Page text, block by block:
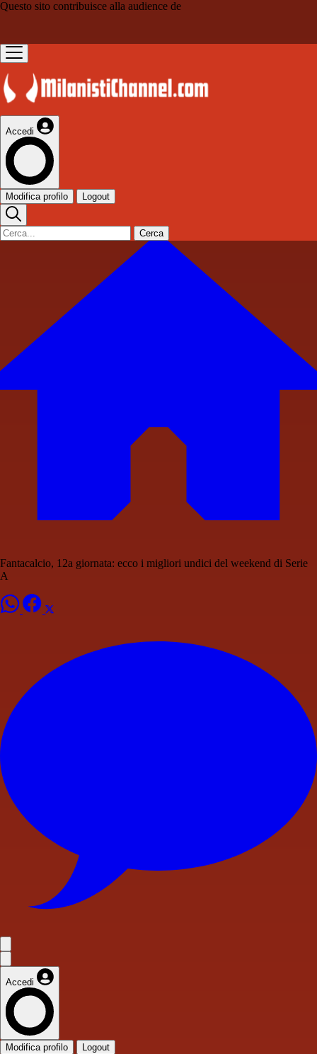
Questo sito contribuisce alla audience de
Accedi
Modifica profilo Logout
Cerca
Fantacalcio, 12a giornata: ecco i migliori undici del weekend di Serie
A
Accedi
Modifica profilo Logout